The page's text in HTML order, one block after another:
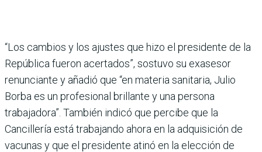
“Los cambios y los ajustes que hizo el presidente de la
República fueron acertados”, sostuvo su exasesor
renunciante y añadió que “en materia sanitaria, Julio
Borba es un profesional brillante y una persona
trabajadora”. También indicó que percibe que la
Cancillería está trabajando ahora en la adquisición de
vacunas y que el presidente atinó en la elección de